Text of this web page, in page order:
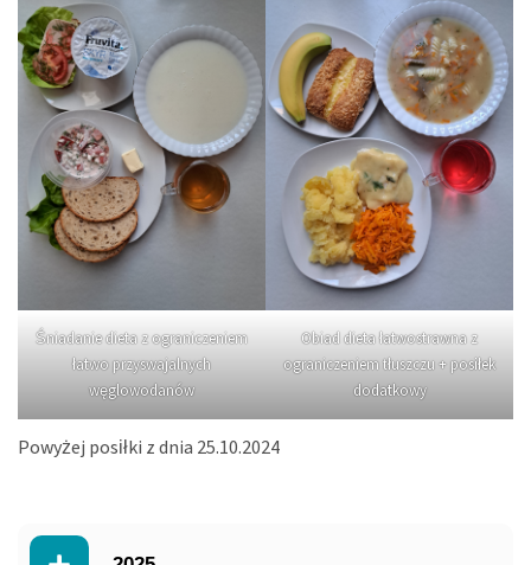
Śniadanie dieta z ograniczeniem
łatwo przyswajalnych
węglowodanów
Obiad dieta łatwostrawna z
ograniczeniem tłuszczu + posiłek
dodatkowy
Powyżej posiłki z dnia 25.10.2024